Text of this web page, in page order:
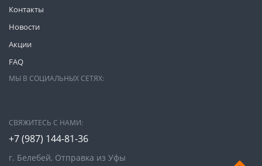
Контакты
Новости
Акции
FAQ
МЫ В СОЦИАЛЬНЫХ СЕТЯХ:
СВЯЖИТЕСЬ С НАМИ:
+7 (987) 144-81-36
г. Белебей, Отправка из Уфы